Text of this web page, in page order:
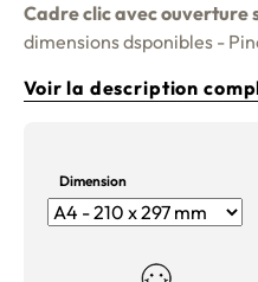
Cadre clic avec ouverture
dimensions dsponibles -
Voir la description
Dimension